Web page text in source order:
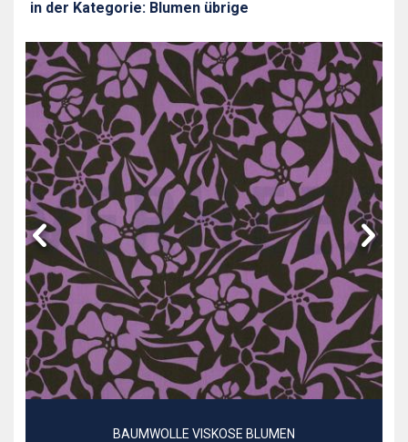
in der Kategorie: Blumen übrige
BAUMWOLLE VISKOSE BLUMEN